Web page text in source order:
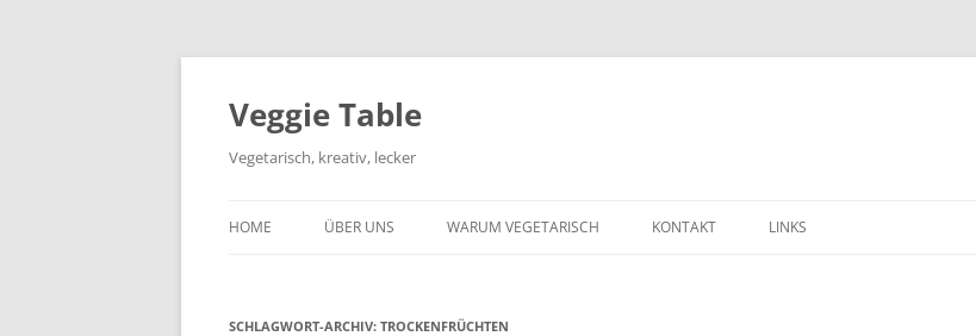
Zum
Veggie Table
Vegetarisch, kreativ, lecker
HOME ÜBER UNS WARUM VEGETARISCH KONTAKT LINKS
SCHLAGWORT-ARCHIV: TROCKENFRÜCHTEN